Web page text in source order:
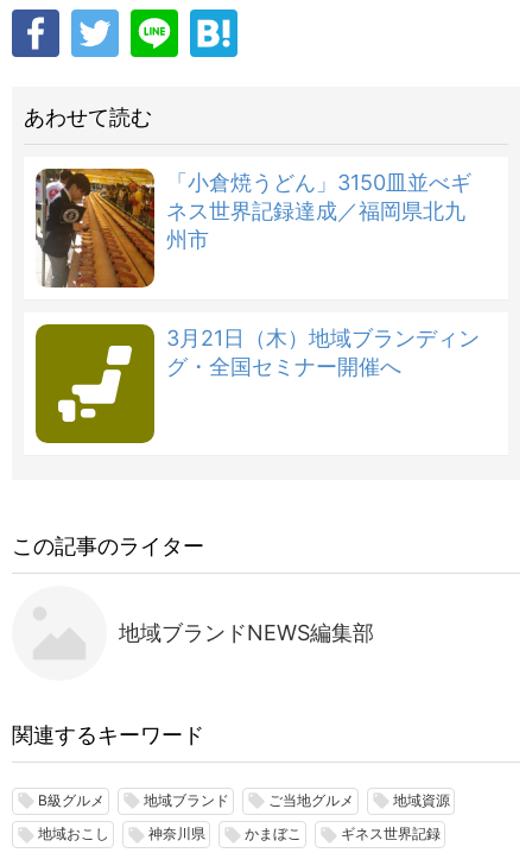
あわせて読む
「小倉焼うどん」3150皿並べギ
ネス世界記録達成／福岡県北九
州市
3月21日（木）地域ブランディン
グ・全国セミナー開催へ
この記事のライター
地域ブランドNEWS編集部
関連するキーワード
local_offer B級グルメ local_offer 地域ブランド local_offer ご当地グルメ local_offer 地域資源
local_offer 地域おこし local_offer 神奈川県 local_offer かまぼこ local_offer ギネス世界記録